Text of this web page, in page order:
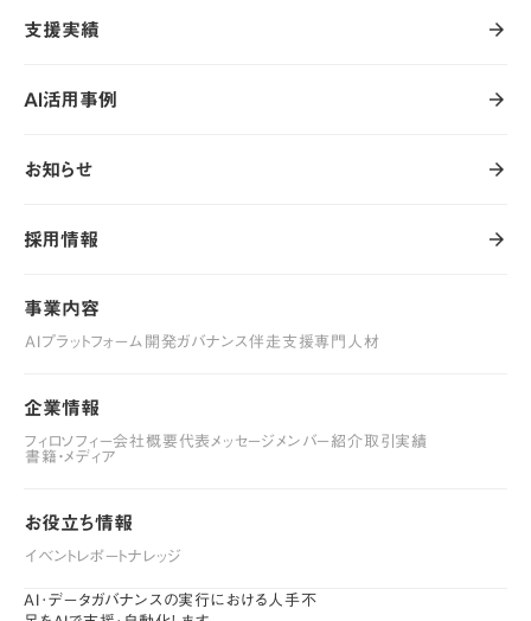
支援実績
支援実績 arrow_forward
AI活用事例
AI活用事例 arrow_forward
お知らせ
お知らせ arrow_forward
採用情報
採用情報 arrow_forward
事業内容
事業内容
AIプラットフォーム開発
AIプラットフォーム開発ガバナンス伴走支援
ガバナンス伴走支援専門人材
専門人材
企業情報
企業情報
フィロソフィー
フィロソフィー会社概要
会社概要代表メッセージ
代表メッセージメンバー紹介
メンバー紹介取引実績
取引実績
書籍・メディア
書籍・メディア
お役立ち情報
お役立ち情報
イベントレポート
イベントレポート ナレッジ
ナレッジ
AI･データガバナンスの実行における人手不